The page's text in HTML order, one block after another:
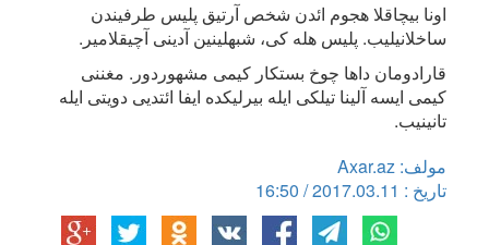
اونا بیچاقلا هجوم ائد‌ن شخص آرتیق پلیس طرفیندن
ساخلانیلیب. پلیس هله کی، شبهلینین آدینی آچیقلامیر.
قارادومان داها چوخ بستکار کیمی مشهوردور. مغننی
کیمی ایسه آلینا تیلکی ایله بیرلیکده ایفا ائتدیی دویتی ایله
تانینیب.
مولف: Axar.az
تاریخ : 2017.03.11 / 16:50